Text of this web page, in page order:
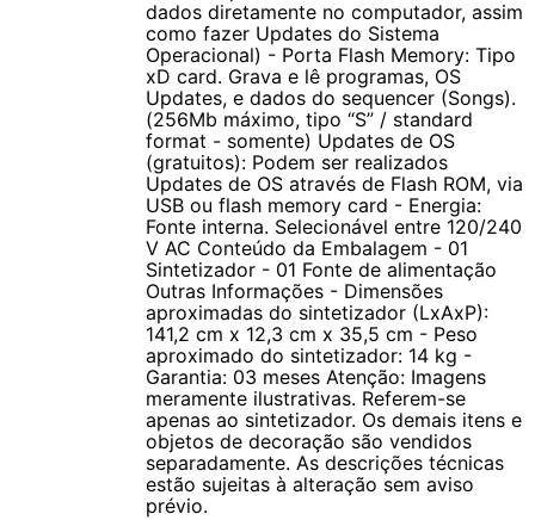
dados diretamente no computador, assim
como fazer Updates do Sistema
Operacional) - Porta Flash Memory: Tipo
xD card. Grava e lê programas, OS
Updates, e dados do sequencer (Songs).
(256Mb máximo, tipo “S” / standard
format - somente) Updates de OS
(gratuitos): Podem ser realizados
Updates de OS através de Flash ROM, via
USB ou flash memory card - Energia:
Fonte interna. Selecionável entre 120/240
V AC Conteúdo da Embalagem - 01
Sintetizador - 01 Fonte de alimentação
Outras Informações - Dimensões
aproximadas do sintetizador (LxAxP):
141,2 cm x 12,3 cm x 35,5 cm - Peso
aproximado do sintetizador: 14 kg -
Garantia: 03 meses Atenção: Imagens
meramente ilustrativas. Referem-se
apenas ao sintetizador. Os demais itens e
objetos de decoração são vendidos
separadamente. As descrições técnicas
estão sujeitas à alteração sem aviso
prévio.